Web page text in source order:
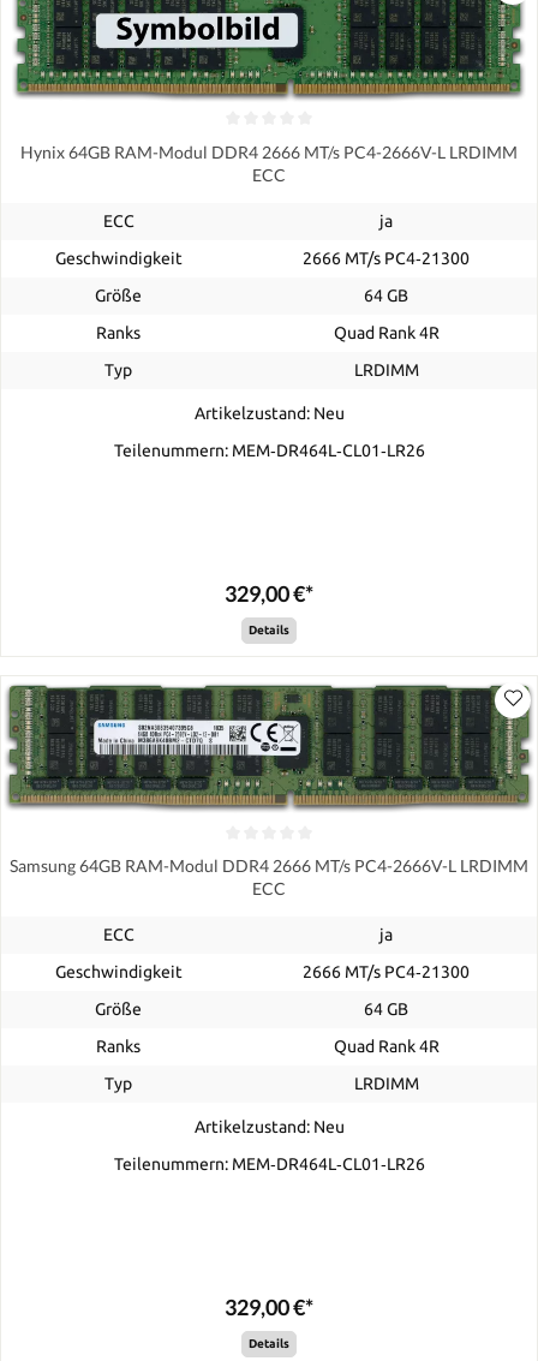
Hynix 64GB RAM-Modul DDR4 2666 MT/s PC4-2666V-L LRDIMM
ECC
ECC
ja
Geschwindigkeit
2666 MT/s PC4‑21300
Größe
64 GB
Ranks
Quad Rank 4R
Typ
LRDIMM
Artikelzustand: Neu
Teilenummern: MEM‐DR464L‐CL01‐LR26
329,00 €*
Details
Samsung 64GB RAM-Modul DDR4 2666 MT/s PC4-2666V-L LRDIMM
ECC
ECC
ja
Geschwindigkeit
2666 MT/s PC4‑21300
Größe
64 GB
Ranks
Quad Rank 4R
Typ
LRDIMM
Artikelzustand: Neu
Teilenummern: MEM‐DR464L‐CL01‐LR26
329,00 €*
Details